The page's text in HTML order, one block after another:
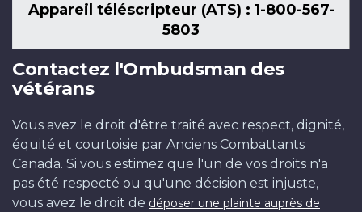
Appareil téléscripteur (ATS) : 1-800-567-
5803
Contactez l'Ombudsman des
vétérans
Vous avez le droit d'être traité avec respect, dignité,
équité et courtoisie par Anciens Combattants
Canada. Si vous estimez que l'un de vos droits n'a
pas été respecté ou qu'une décision est injuste,
vous avez le droit de déposer une plainte auprès de